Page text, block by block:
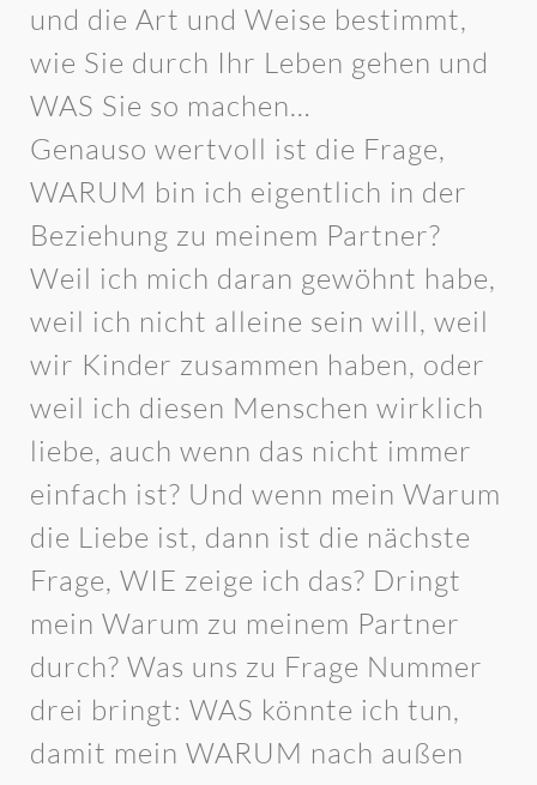
und die Art und Weise bestimmt,
wie Sie durch Ihr Leben gehen und
WAS Sie so machen…
Genauso wertvoll ist die Frage,
WARUM bin ich eigentlich in der
Beziehung zu meinem Partner?
Weil ich mich daran gewöhnt habe,
weil ich nicht alleine sein will, weil
wir Kinder zusammen haben, oder
weil ich diesen Menschen wirklich
liebe, auch wenn das nicht immer
einfach ist? Und wenn mein Warum
die Liebe ist, dann ist die nächste
Frage, WIE zeige ich das? Dringt
mein Warum zu meinem Partner
durch? Was uns zu Frage Nummer
drei bringt: WAS könnte ich tun,
damit mein WARUM nach außen